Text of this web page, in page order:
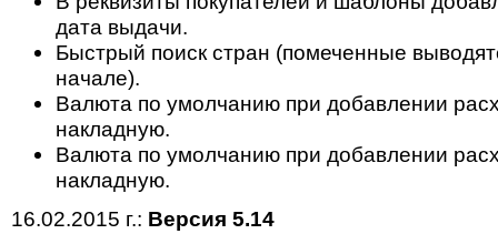
дата выдачи.
Быстрый поиск стран (помеченные
начале).
Валюта по умолчанию при добавлении
накладную.
Валюта по умолчанию при добавлении
накладную.
16.02.2015 г.: Версия 5.14